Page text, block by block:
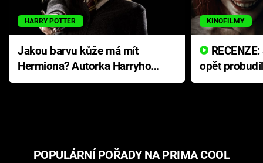
HARRY POTTER
Jakou barvu kůže má mít
Hermiona? Autorka Harryho
Pottera přišla s ráznou
KINOFILMY
opět
přichází s
POPULÁRNÍ POŘADY NA PRIMA COOL